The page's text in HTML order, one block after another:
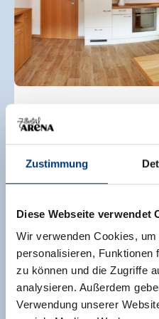
Zustimmung
Diese Webseite verwendet
Wir verwenden Cookies,
personalisieren, Funktionen
zu können und die Zugriffe
analysieren. Außerdem
Verwendung unserer
Appartement met 1
mensen |Slaapkamer:
Onze
een gescheiden woon-/
terras, koelkast met
kookplaat, vaatwasser,
koffiezetapparaat,